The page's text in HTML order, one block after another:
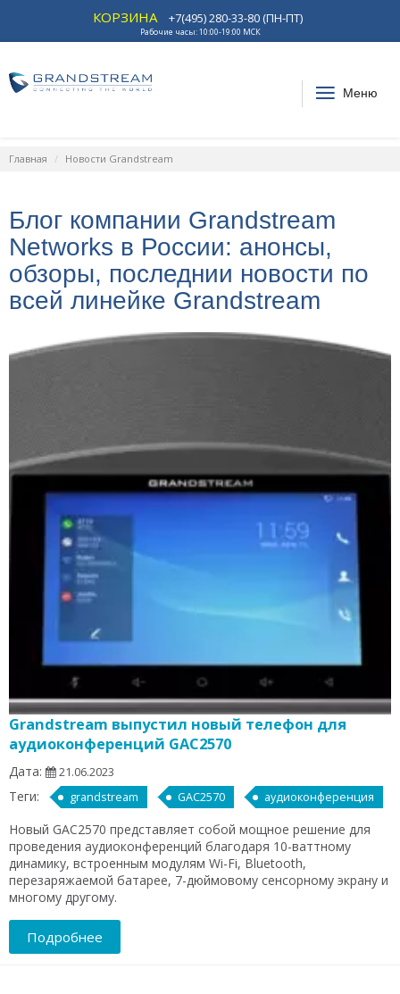
КОРЗИНА +7(495) 280-33-80 (ПН-ПТ)
Рабочие часы: 10:00-19:00 МСК
Меню
Главная Новости Grandstream
Блог компании Grandstream
Networks в России: анонсы,
обзоры, последнии новости по
всей линейке Grandstream
Grandstream выпустил новый телефон для
аудиоконференций GAC2570
Дата: 21.06.2023
Теги: grandstream GAC2570 аудиоконференция
Новый GAC2570 представляет собой мощное решение для
проведения аудиоконференций благодаря 10-ваттному
динамику, встроенным модулям Wi-Fi, Bluetooth,
перезаряжаемой батарее, 7-дюймовому сенсорному экрану и
многому другому.
Подробнее